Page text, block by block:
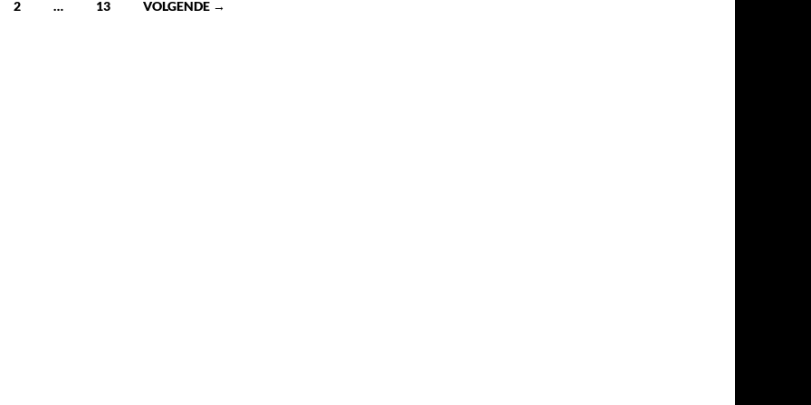
2 … 13 VOLGENDE →